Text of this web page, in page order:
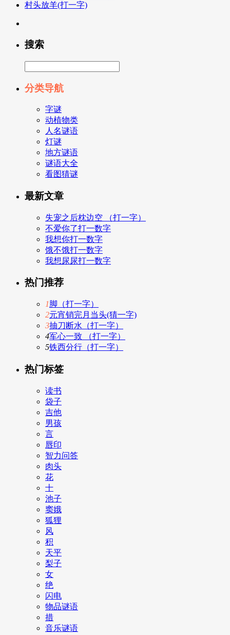
村头放羊(打一字)
搜索
分类导航
字谜
动植物类
人名谜语
灯谜
地方谜语
谜语大全
看图猜谜
最新文章
失宠之后枕边空 （打一字）
不爱你了打一数字
我想你打一数字
饿不饿打一数字
我想尿尿打一数字
热门推荐
1脚（打一字）
2元宵销完月当头(猜一字)
3抽刀断水（打一字）
4军心一致 （打一字）
5铁西分行（打一字）
热门标签
读书
袋子
吉他
男孩
言
唇印
智力问答
肉头
花
十
池子
窦娥
狐狸
风
积
天平
梨子
女
绝
闪电
物品谜语
措
音乐谜语